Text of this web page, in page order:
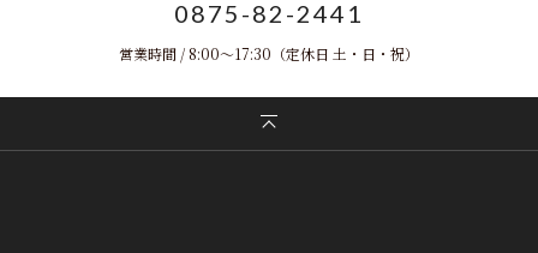
0875-82-2441
営業時間 / 8:00～17:30 （定休日 土・日・祝）